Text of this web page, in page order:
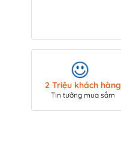
2 Triệu khách hàng
Tin tưởng mua sắm